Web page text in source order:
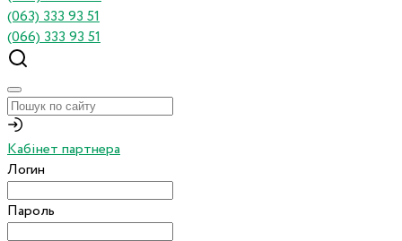
(063) 333 93 51
(066) 333 93 51
Кабінет партнера
Логин
Пароль